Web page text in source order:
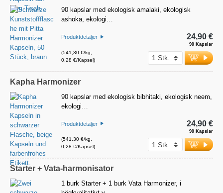
90 kapslar med ekologisk amalaki, ekologisk
ashoka, ekologi…
Produktdetaljer
(541,30 €/kg,
0,28 €/Kapsel)
90 Kapslar
24,90 €
Kapha Harmonizer
90 kapslar med ekologisk bibhitaki, ekologisk neem,
ekologi…
Produktdetaljer
(541,30 €/kg,
0,28 €/Kapsel)
90 Kapslar
24,90 €
Starter + Vata-harmonisator
1 burk Starter + 1 burk Vata Harmonizer, i